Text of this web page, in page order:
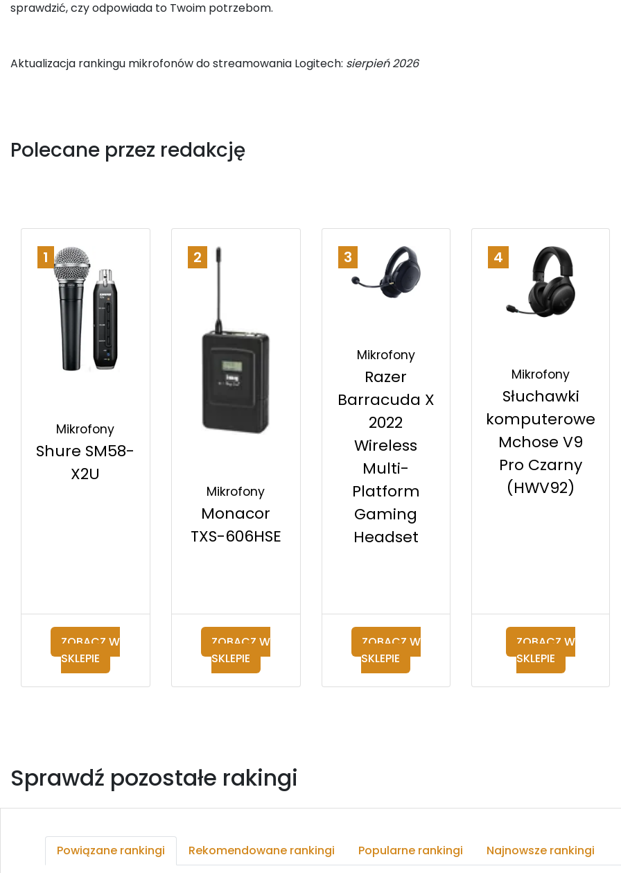
sprawdzić, czy odpowiada to Twoim potrzebom.
Aktualizacja rankingu mikrofonów do streamowania Logitech: sierpień 2026
Polecane przez redakcję
1
Mikrofony
Shure SM58-
X2U
ZOBACZ W
SKLEPIE
2
Mikrofony
Monacor
TXS-606HSE
ZOBACZ W
SKLEPIE
3
Mikrofony
Razer
Barracuda X
2022
Wireless
Multi-
Platform
Gaming
Headset
ZOBACZ W
SKLEPIE
4
Mikrofony
Słuchawki
komputerowe
Mchose V9
Pro Czarny
(HWV92)
ZOBACZ W
SKLEPIE
Sprawdź pozostałe rakingi
Powiązane rankingi Rekomendowane rankingi Popularne rankingi Najnowsze rankingi